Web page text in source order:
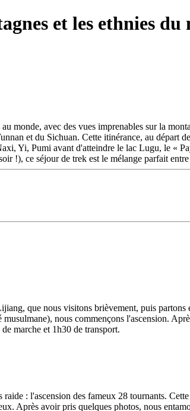
et les ethnies
monde, avec des vues imprenables sur la
et du Sichuan. Cette itinérance, au
Yi, Pumi avant d'atteindre le lac Lugu, le «
!), ce séjour de trek est le mélange parfait
que nous visitons brièvement, puis
nous commençons l'ascension.
marche et 1h30 de transport.
: l'ascension des fameux 28 tournants.
Après avoir pris quelques photos, nous